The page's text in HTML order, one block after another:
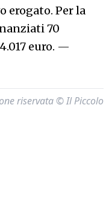
erogato. Per la
70
euro. —
riservata © Il Piccolo